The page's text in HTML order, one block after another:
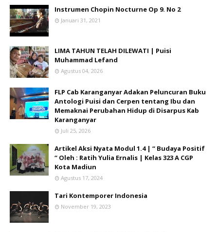
Instrumen Chopin Nocturne Op 9. No 2
Januari 31, 2021
LIMA TAHUN TELAH DILEWATI | Puisi
Muhammad Lefand
Agustus 04, 2026
FLP Cab Karanganyar Adakan Peluncuran Buku
Antologi Puisi dan Cerpen tentang Ibu dan
Memaknai Perubahan Hidup di Disarpus Kab
Karanganyar
Juli 25, 2026
Artikel Aksi Nyata Modul 1.4 | “ Budaya Positif
“ Oleh : Ratih Yulia Ernalis | Kelas 323 A CGP
Kota Madiun
Agustus 17, 2024
Tari Kontemporer Indonesia
November 19, 2023